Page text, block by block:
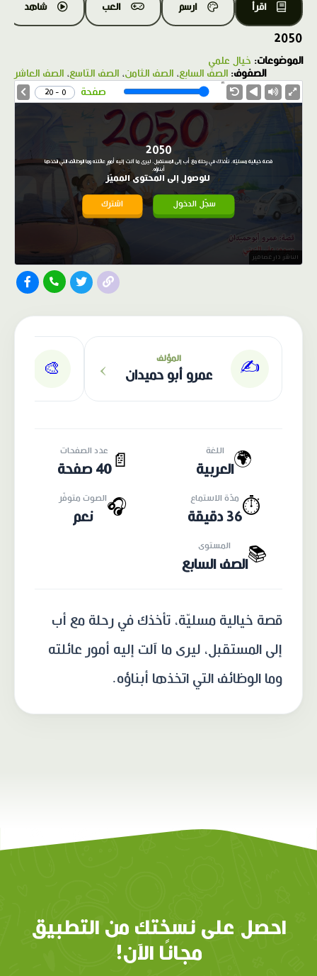
اقرأ ارسم العب شاهد
2050
الموضوعات: خيال علمي
الصفوف: الصف السابع، الصف الثامن، الصف التاسع، الصف العاشر
صفحة 0 - 20
2050
قصة خيالية مسليّة، تأخذك في رحلة مع أب إلى المستقبل، ليرى ما آلت إليه أمور عائلته وما الوظائف التي اتخذها
أبناؤه.
للوصول إلى المحتوى المميّز
سجّل الدخول اشترك
الناشر: دار عصافير
✍️ المؤلف
عمرو أبو حميدان ›
🎨
🌍 اللغة
العربية 📄
عدد الصفحات
40 صفحة
⏱️ مدّة الاستماع
36 دقيقة
🎧الصوت متوفّر
نعم
📚 المستوى
الصف السابع
قصة خيالية مسليّة، تأخذك في رحلة مع أب
إلى المستقبل، ليرى ما آلت إليه أمور عائلته
وما الوظائف التي اتخذها أبناؤه.
احصل على نسختك من التطبيق
مجانًا الآن!